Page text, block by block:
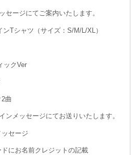
ージにてご案内いたします。
ンTシャツ（サイズ：S/M/L/XL）
ックVer
曲
ンメッセージにてお送りいたします。
ッセージ
にお名前クレジットの記載